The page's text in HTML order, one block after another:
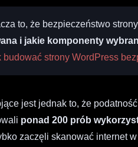
to, że bezpieczeństwo
i jakie komponenty
budować strony WordPress
jest jednak to, że podatność
ponad 200 prób
zaczęli skanować internet